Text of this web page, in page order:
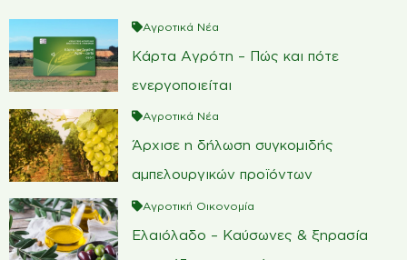
Αγροτικά Νέα
Κάρτα Αγρότη – Πώς και πότε
ενεργοποιείται
Αγροτικά Νέα
Άρχισε η δήλωση συγκομιδής
αμπελουργικών προϊόντων
Αγροτική Οικονομία
Ελαιόλαδο – Καύσωνες & ξηρασία